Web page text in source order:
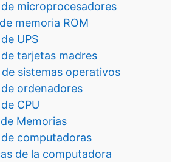
de microprocesadores
memoria ROM
UPS
de tarjetas madres
de sistemas operativos
de ordenadores
CPU
Memorias
de computadoras
de la computadora